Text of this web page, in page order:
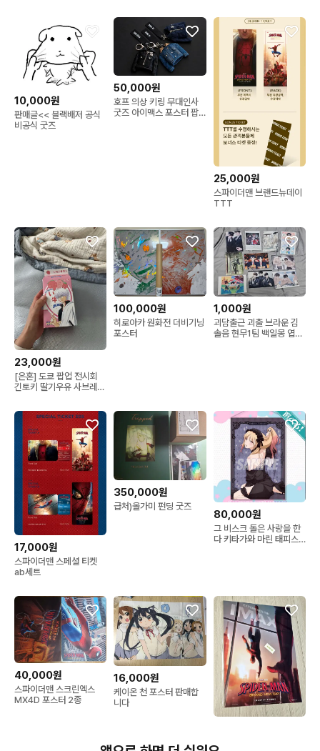
10,000원
판매글<< 블랙배저 공식
비공식 굿즈
50,000원
호프 의상 키링 무대인사
굿즈 아이맥스 포스터 팝
25,000원
스파이더맨 브랜드뉴데이
TTT
23,000원
[은혼] 도쿄 팝업 전시회
긴토키 딸기우유 사브레
100,000원
히로아카 원화전 더비기닝
포스터
1,000원
괴담출근 괴출 브라운 김
솔음 현무1팀 백일몽 엽서
17,000원
스파이더맨 스페셜 티켓
ab세트
350,000원
급처)올가미 펀딩 굿즈
80,000원
그 비스크 돌은 사랑을 한
다 키타가와 마린 태피스
40,000원
스파이더맨 스크린엑스
MX4D 포스터 2종
16,000원
케이온 천 포스터 판매합
니다
[전용박스포장]영화 마블